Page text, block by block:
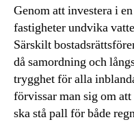
Genom att investera i
fastigheter undvika
Särskilt
då samordning och
trygghet för alla
förvissar man sig om
ska stå pall för både